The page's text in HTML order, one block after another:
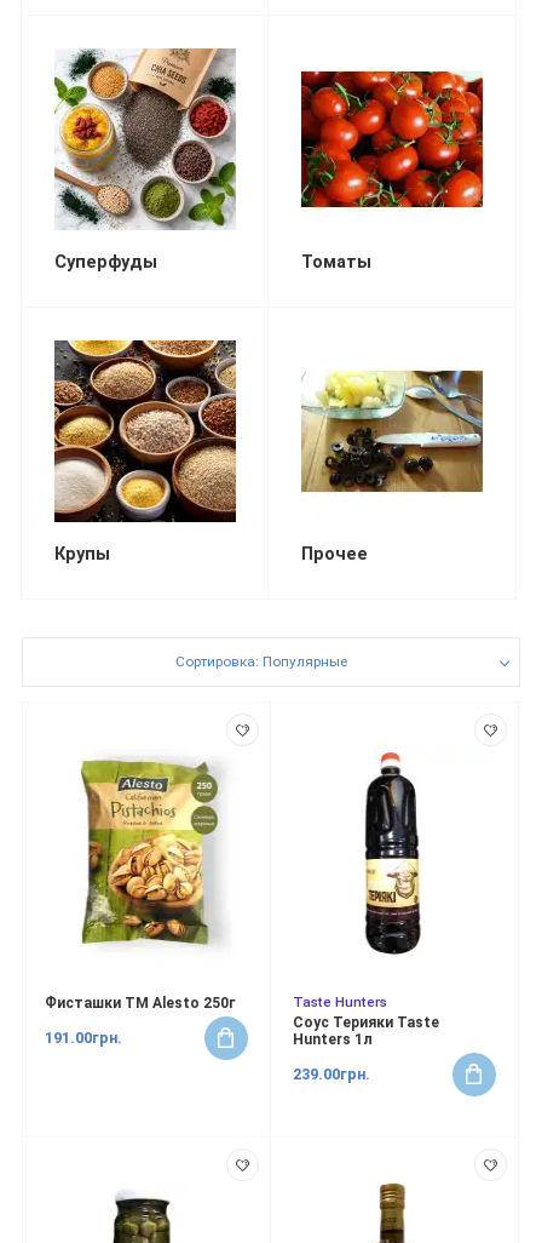
Суперфуды Томаты
Крупы Прочее
Сортировка: Популярные
Фисташки ТМ Alesto 250г
191.00грн.
Taste Hunters
Соус Терияки Taste
Hunters 1л
239.00грн.